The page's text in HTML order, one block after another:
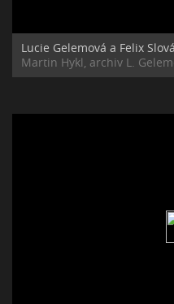
Lucie Gelemová a Felix
Martin Hykl, archiv L.